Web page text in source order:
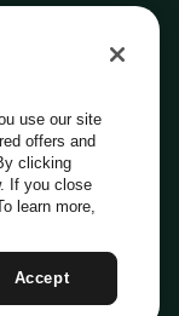
use our site
offers and
clicking
If you close
learn more,
Accept